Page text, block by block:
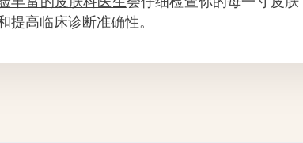
提高临床诊断准确性。